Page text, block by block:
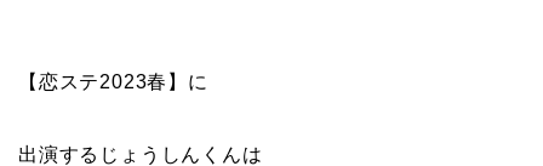
【恋ステ2023春】に
出演するじょうしんくんは